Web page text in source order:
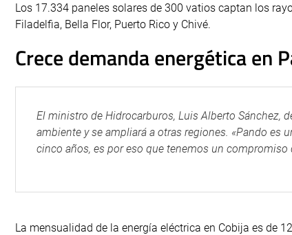
Los 17.334 paneles solares de 300 vatios captan los
Filadelfia, Bella Flor, Puerto Rico y Chivé.
Crece demanda energética en
El ministro de Hidrocarburos, Luis Alberto Sánchez,
ambiente y se ampliará a otras regiones. «Pando es
cinco años, es por eso que tenemos un compromiso
La mensualidad de la energía eléctrica en Cobija es de